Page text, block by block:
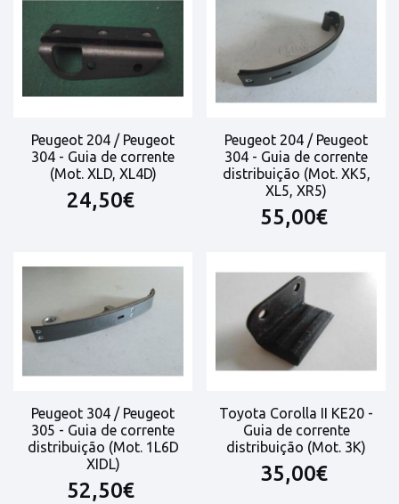
Peugeot 204 / Peugeot
304 - Guia de corrente
(Mot. XLD, XL4D)
24,50€
Peugeot 204 / Peugeot
304 - Guia de corrente
distribuição (Mot. XK5,
XL5, XR5)
55,00€
Peugeot 304 / Peugeot
305 - Guia de corrente
distribuição (Mot. 1L6D
XIDL)
52,50€
Toyota Corolla II KE20 -
Guia de corrente
distribuição (Mot. 3K)
35,00€